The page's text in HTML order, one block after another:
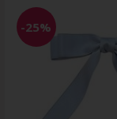
-25%